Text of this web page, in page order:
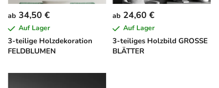
e
r
P
r
d
3-teilige Holzdekoration
FELDBLUMEN
ab 34,50 €
Auf Lager
3-teiliges Holzbild GROSSE
BLÄTTER
ab 24,60 €
Auf Lager